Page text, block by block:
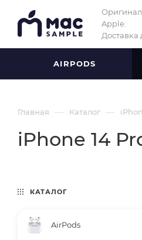
Apple.
Доставка
AIRPODS
Главная — Каталог —
iPhone 14
КАТАЛОГ
AirPods